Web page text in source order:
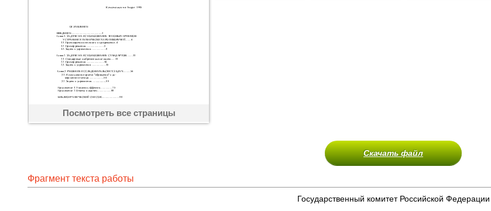
Посмотреть все страницы
Скачать файл
Фрагмент текста работы
Государственный комитет Российской Федерации